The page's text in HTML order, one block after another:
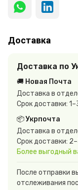
Доставка
Доставка по
🚚 Новая Почта
Доставка в
Срок доставки:
📦 Укрпочта
Доставка в
Срок доставки:
Более выгодный
После отправки
отслеживания